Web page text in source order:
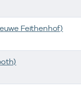
Feithenhof)